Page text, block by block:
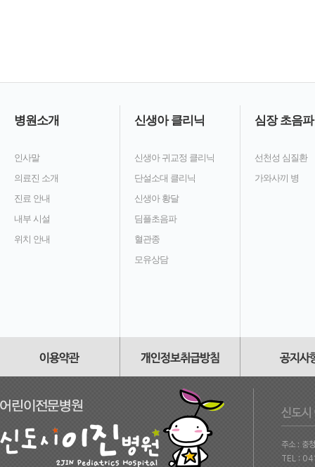
병원소개
인사말
의료진 소개
진료 안내
내부 시설
위치 안내
신생아 클리닉
신생아 귀교정 클리닉
단설소대 클리닉
신생아 황달
딤플초음파
혈관종
모유상담
심장 초음파
선천성 심질환
가와사끼 병
주소 : 충
TEL :